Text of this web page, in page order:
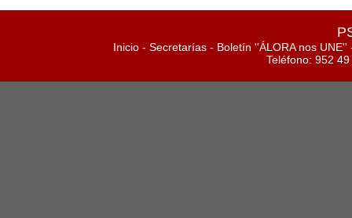
Inicio - Secretarías - Boletín ''ÁLORA nos UNE''
Teléfono: 952